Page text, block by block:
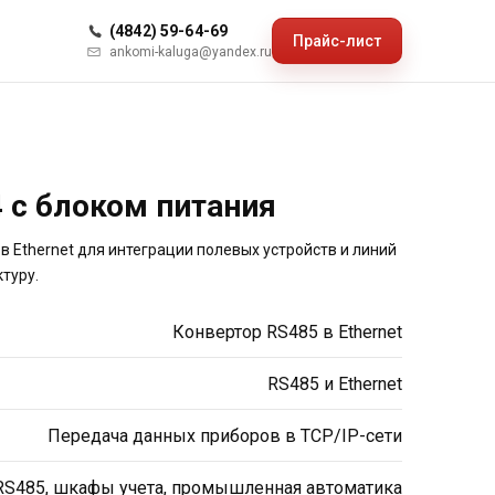
(4842) 59-64-69
ankomi-kaluga@yandex.ru
Прайс-лист
с блоком питания
для интеграции полевых устройств и линий
Конвертор RS485 в Ethernet
RS485 и Ethernet
Передача данных приборов в TCP/IP-сети
шкафы учета, промышленная автоматика